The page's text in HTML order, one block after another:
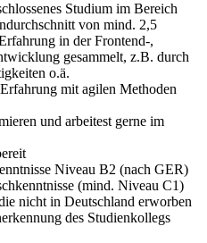
Studium im Bereich
von mind. 2,5
in der Frontend-,
gesammelt, z.B. durch
o.ä.
mit agilen Methoden
und arbeitest gerne im
Niveau B2 (nach GER)
(mind. Niveau C1)
nicht in Deutschland erworben
des Studienkollegs